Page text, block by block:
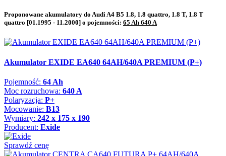
Proponowane akumulatory do Audi A4 B5 1.8, 1.8 quattro, 1.8 T, 1.8 T
quattro [01.1995 - 11.2000] o pojemności: 65 Ah 640 A
Akumulator EXIDE EA640 64AH/640A PREMIUM (P+)
Pojemność: 64 Ah
Moc rozruchowa: 640 A
Polaryzacja: P+
Mocowanie: B13
Wymiary: 242 x 175 x 190
Producent: Exide
Sprawdź cenę